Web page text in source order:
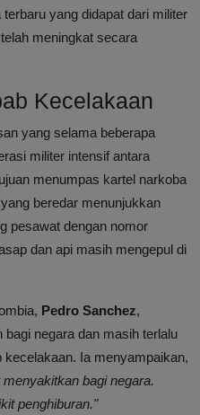
yang didapat dari militer
meningkat secara
Kecelakaan
yang selama beberapa
militer intensif antara
menumpas kartel narkoba
beredar menunjukkan
pesawat dengan nomor
dan api masih mengepul di
Pedro Sanchez,
negara dan masih terlalu
Ia menyampaikan,
bagi negara.
penghiburan."